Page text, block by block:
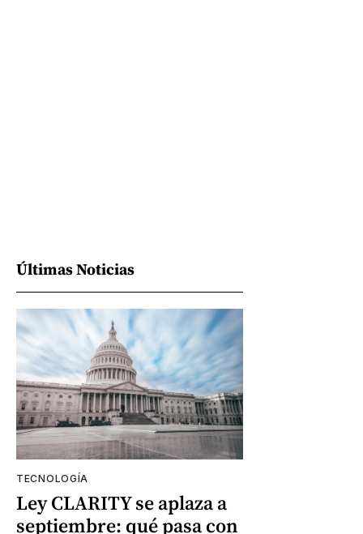
Últimas Noticias
TECNOLOGÍA
Ley CLARITY se aplaza a
septiembre: qué pasa con